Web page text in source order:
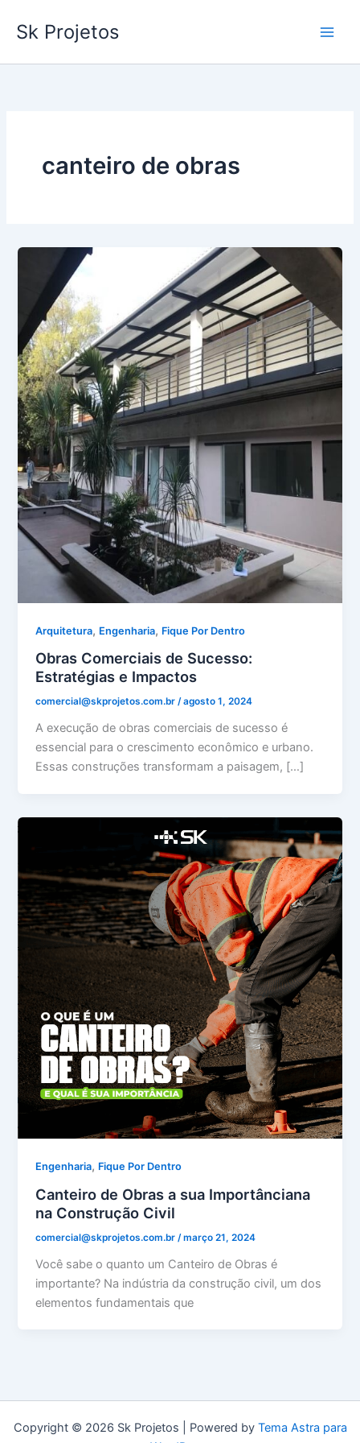
para
conteúdo
Sk Projetos
canteiro de obras
Arquitetura, Engenharia, Fique Por Dentro
Obras Comerciais de Sucesso:
Estratégias e Impactos
comercial@skprojetos.com.br/agosto 1, 2024
A execução de obras comerciais de sucesso é
essencial para o crescimento econômico e urbano.
Essas construções transformam a paisagem, […]
Engenharia, Fique Por Dentro
Canteiro de Obras a sua Importânciana
na Construção Civil
comercial@skprojetos.com.br /março 21, 2024
Você sabe o quanto um Canteiro de Obras é
importante? Na indústria da construção civil, um dos
elementos fundamentais que
Copyright © 2026 Sk Projetos | Powered by Tema Astra para